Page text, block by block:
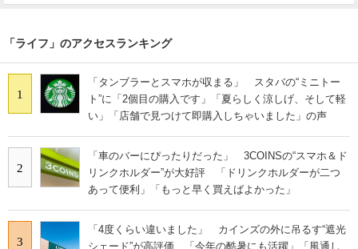
「ライフ」のアクセスランキング
1
「タンブラーとスマホが収まる」 スタバの“ミニトー
ト”に「2個目の購入です」「夏らしく涼しげ、そして軽
い」「店舗で見つけて即購入しちゃいました」の声
2
「車のバーにぴったりだった」 3COINSの“スマホ＆ド
リンクホルダー”が大好評 「ドリンクホルダーが二つ
あって便利」「もっと早く買えばよかった」
3
「4度くらい違いました」 カインズの外に吊るす“遮光
シェード”が高評価 「今年の酷暑にも活躍」「風通し